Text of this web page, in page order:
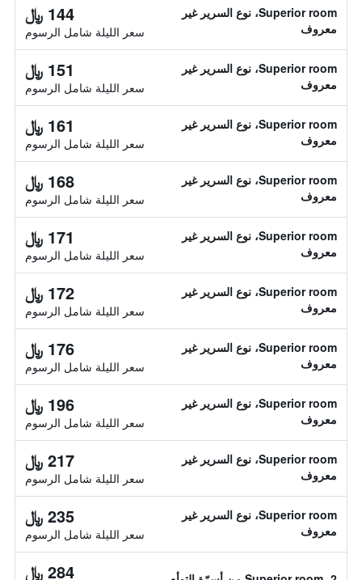
Superior room، نوع السرير غير
معروف
144 ﷼
سعر الليلة شامل الرسوم
Superior room، نوع السرير غير
معروف
151 ﷼
سعر الليلة شامل الرسوم
Superior room، نوع السرير غير
معروف
161 ﷼
سعر الليلة شامل الرسوم
Superior room، نوع السرير غير
معروف
168 ﷼
سعر الليلة شامل الرسوم
Superior room، نوع السرير غير
معروف
171 ﷼
سعر الليلة شامل الرسوم
Superior room، نوع السرير غير
معروف
172 ﷼
سعر الليلة شامل الرسوم
Superior room، نوع السرير غير
معروف
176 ﷼
سعر الليلة شامل الرسوم
Superior room، نوع السرير غير
معروف
196 ﷼
سعر الليلة شامل الرسوم
Superior room، نوع السرير غير
معروف
217 ﷼
سعر الليلة شامل الرسوم
Superior room، نوع السرير غير
معروف
235 ﷼
سعر الليلة شامل الرسوم
284 ﷼